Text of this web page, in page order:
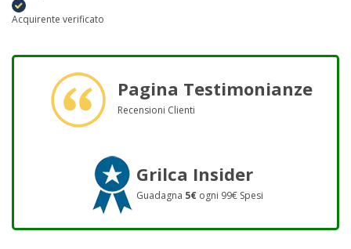
Acquirente verificato
Pagina Testimonianze
Recensioni Clienti
Grilca Insider
Guadagna 5€ ogni 99€ Spesi